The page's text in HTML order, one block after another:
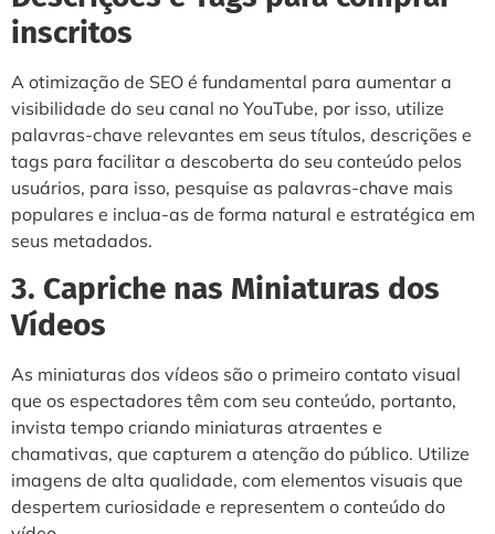
inscritos
A otimização de SEO é fundamental para aumentar a
visibilidade do seu canal no YouTube, por isso, utilize
palavras-chave relevantes em seus títulos, descrições e
tags para facilitar a descoberta do seu conteúdo pelos
usuários, para isso, pesquise as palavras-chave mais
populares e inclua-as de forma natural e estratégica em
seus metadados.
3. Capriche nas Miniaturas dos
Vídeos
As miniaturas dos vídeos são o primeiro contato visual
que os espectadores têm com seu conteúdo, portanto,
invista tempo criando miniaturas atraentes e
chamativas, que capturem a atenção do público. Utilize
imagens de alta qualidade, com elementos visuais que
despertem curiosidade e representem o conteúdo do